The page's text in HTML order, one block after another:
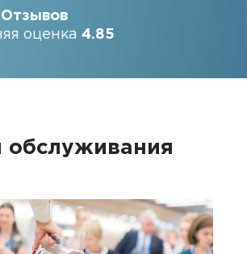
Отзывов
оценка 4.85